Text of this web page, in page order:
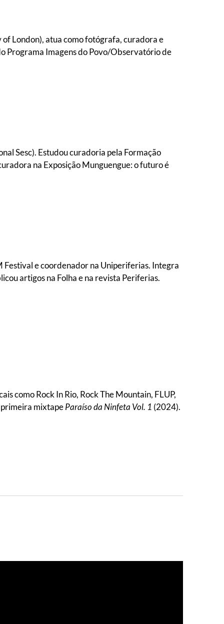
London), atua como fotógrafa, curadora e
Programa Imagens do Povo/Observatório de
Sesc). Estudou curadoria pela Formação
na Exposição Munguengue: o futuro é
e coordenador na Uniperiferias. Integra
artigos na Folha e na revista Periferias.
como Rock In Rio, Rock The Mountain, FLUP,
primeira mixtapeParaíso da Ninfeta Vol. 1 (2024).